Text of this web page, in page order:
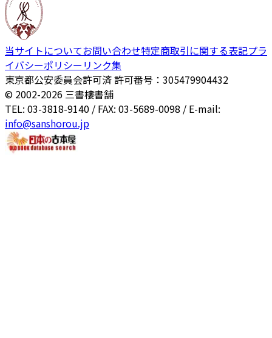
当サイトについてお問い合わせ特定商取引に関する表記プラ
イバシーポリシー リンク集
東京都公安委員会許可済 許可番号：305479904432
© 2002-2026 三書樓書舗
TEL: 03-3818-9140 / FAX: 03-5689-0098 / E-mail:
info@sanshorou.jp